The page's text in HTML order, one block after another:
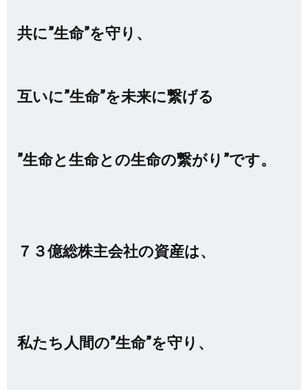
共に”生命”を守り、
互いに”生命”を未来に繋げる
”生命と生命との生命の繋がり”です。
７３億総株主会社の資産は、
私たち人間の”生命”を守り、